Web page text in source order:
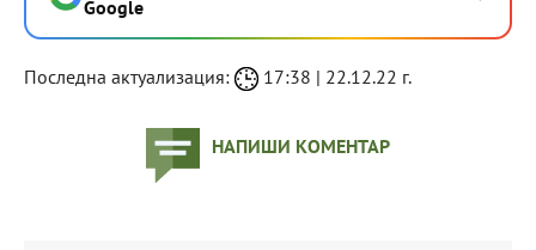
Google
Последна актуализация: 17:38 | 22.12.22 г.
НАПИШИ КОМЕНТАР